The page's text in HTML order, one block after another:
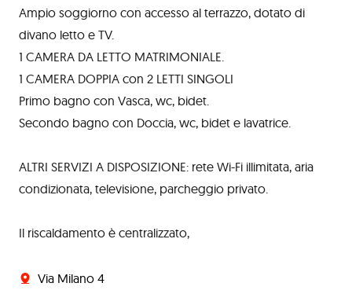
Ampio soggiorno con accesso al terrazzo, dotato di
divano letto e TV.
1 CAMERA DA LETTO MATRIMONIALE.
1 CAMERA DOPPIA con 2 LETTI SINGOLI
Primo bagno con Vasca, wc, bidet.
Secondo bagno con Doccia, wc, bidet e lavatrice.
ALTRI SERVIZI A DISPOSIZIONE: rete Wi-Fi illimitata, aria
condizionata, televisione, parcheggio privato.
Il riscaldamento è centralizzato,
Via Milano 4